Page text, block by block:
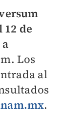
12 de
Los
al
.